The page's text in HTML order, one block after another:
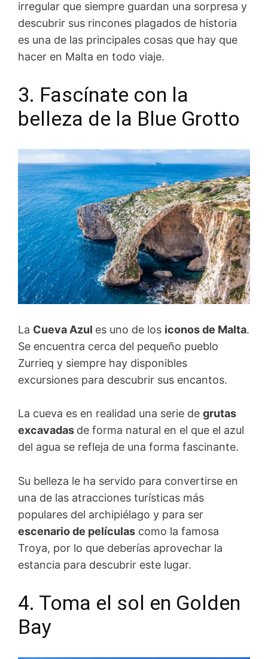
irregular que siempre guardan una sorpresa y
descubrir sus rincones plagados de historia
es una de las principales cosas que hay que
hacer en Malta en todo viaje.
3. Fascínate con la
belleza de la Blue Grotto
La Cueva Azul es uno de los iconos de Malta.
Se encuentra cerca del pequeño pueblo
Zurrieq y siempre hay disponibles
excursiones para descubrir sus encantos.
La cueva es en realidad una serie de grutas
excavadas de forma natural en el que el azul
del agua se refleja de una forma fascinante.
Su belleza le ha servido para convertirse en
una de las atracciones turísticas más
populares del archipiélago y para ser
escenario de películas como la famosa
Troya, por lo que deberías aprovechar la
estancia para descubrir este lugar.
4. Toma el sol en Golden
Bay